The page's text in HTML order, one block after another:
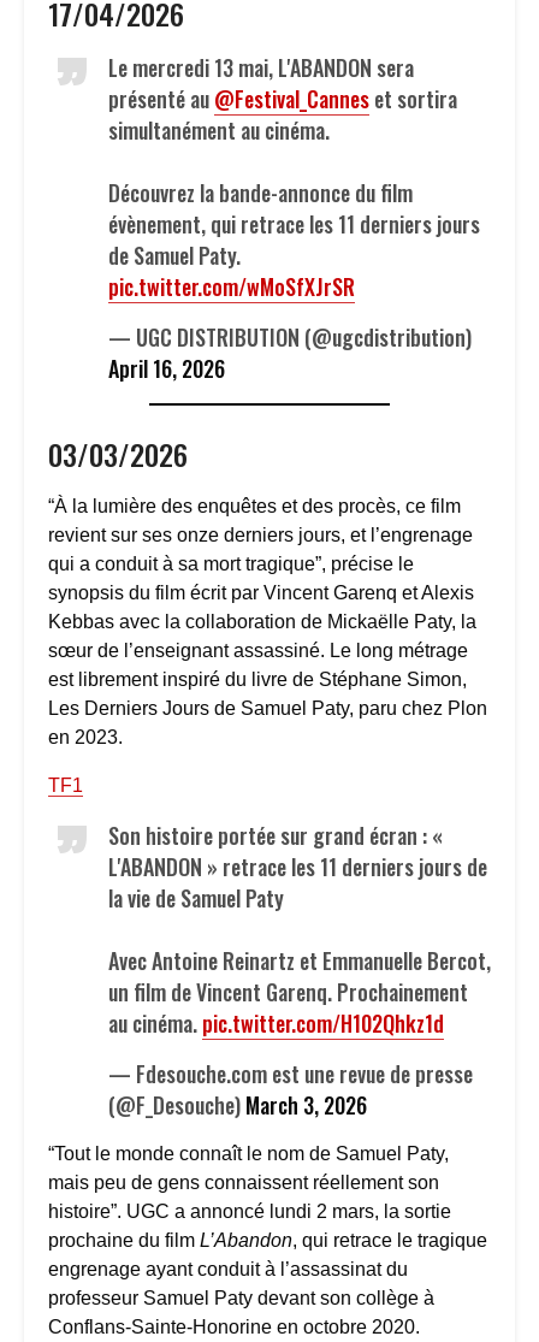
17/04/2026
Le mercredi 13 mai, L'ABANDON sera
présenté au@Festival_Canneset sortira
simultanément au cinéma.
Découvrez la bande-annonce du film
évènement, qui retrace les 11 derniers jours
de Samuel Paty.
pic.twitter.com/wMoSfXJrSR
— UGC DISTRIBUTION (@ugcdistribution)
April 16, 2026
03/03/2026
“À la lumière des enquêtes et des procès, ce film
revient sur ses onze derniers jours, et l’engrenage
qui a conduit à sa mort tragique”, précise le
synopsis du film écrit par Vincent Garenq et Alexis
Kebbas avec la collaboration de Mickaëlle Paty, la
sœur de l’enseignant assassiné. Le long métrage
est librement inspiré du livre de Stéphane Simon,
Les Derniers Jours de Samuel Paty, paru chez Plon
en 2023.
TF1
Son histoire portée sur grand écran : «
L'ABANDON » retrace les 11 derniers jours de
la vie de Samuel Paty
Avec Antoine Reinartz et Emmanuelle Bercot,
un film de Vincent Garenq. Prochainement
au cinéma.pic.twitter.com/H102Qhkz1d
— Fdesouche.com est une revue de presse
(@F_Desouche)March 3, 2026
“Tout le monde connaît le nom de Samuel Paty,
mais peu de gens connaissent réellement son
histoire”. UGC a annoncé lundi 2 mars, la sortie
prochaine du film L’Abandon, qui retrace le tragique
engrenage ayant conduit à l’assassinat du
professeur Samuel Paty devant son collège à
Conflans-Sainte-Honorine en octobre 2020.